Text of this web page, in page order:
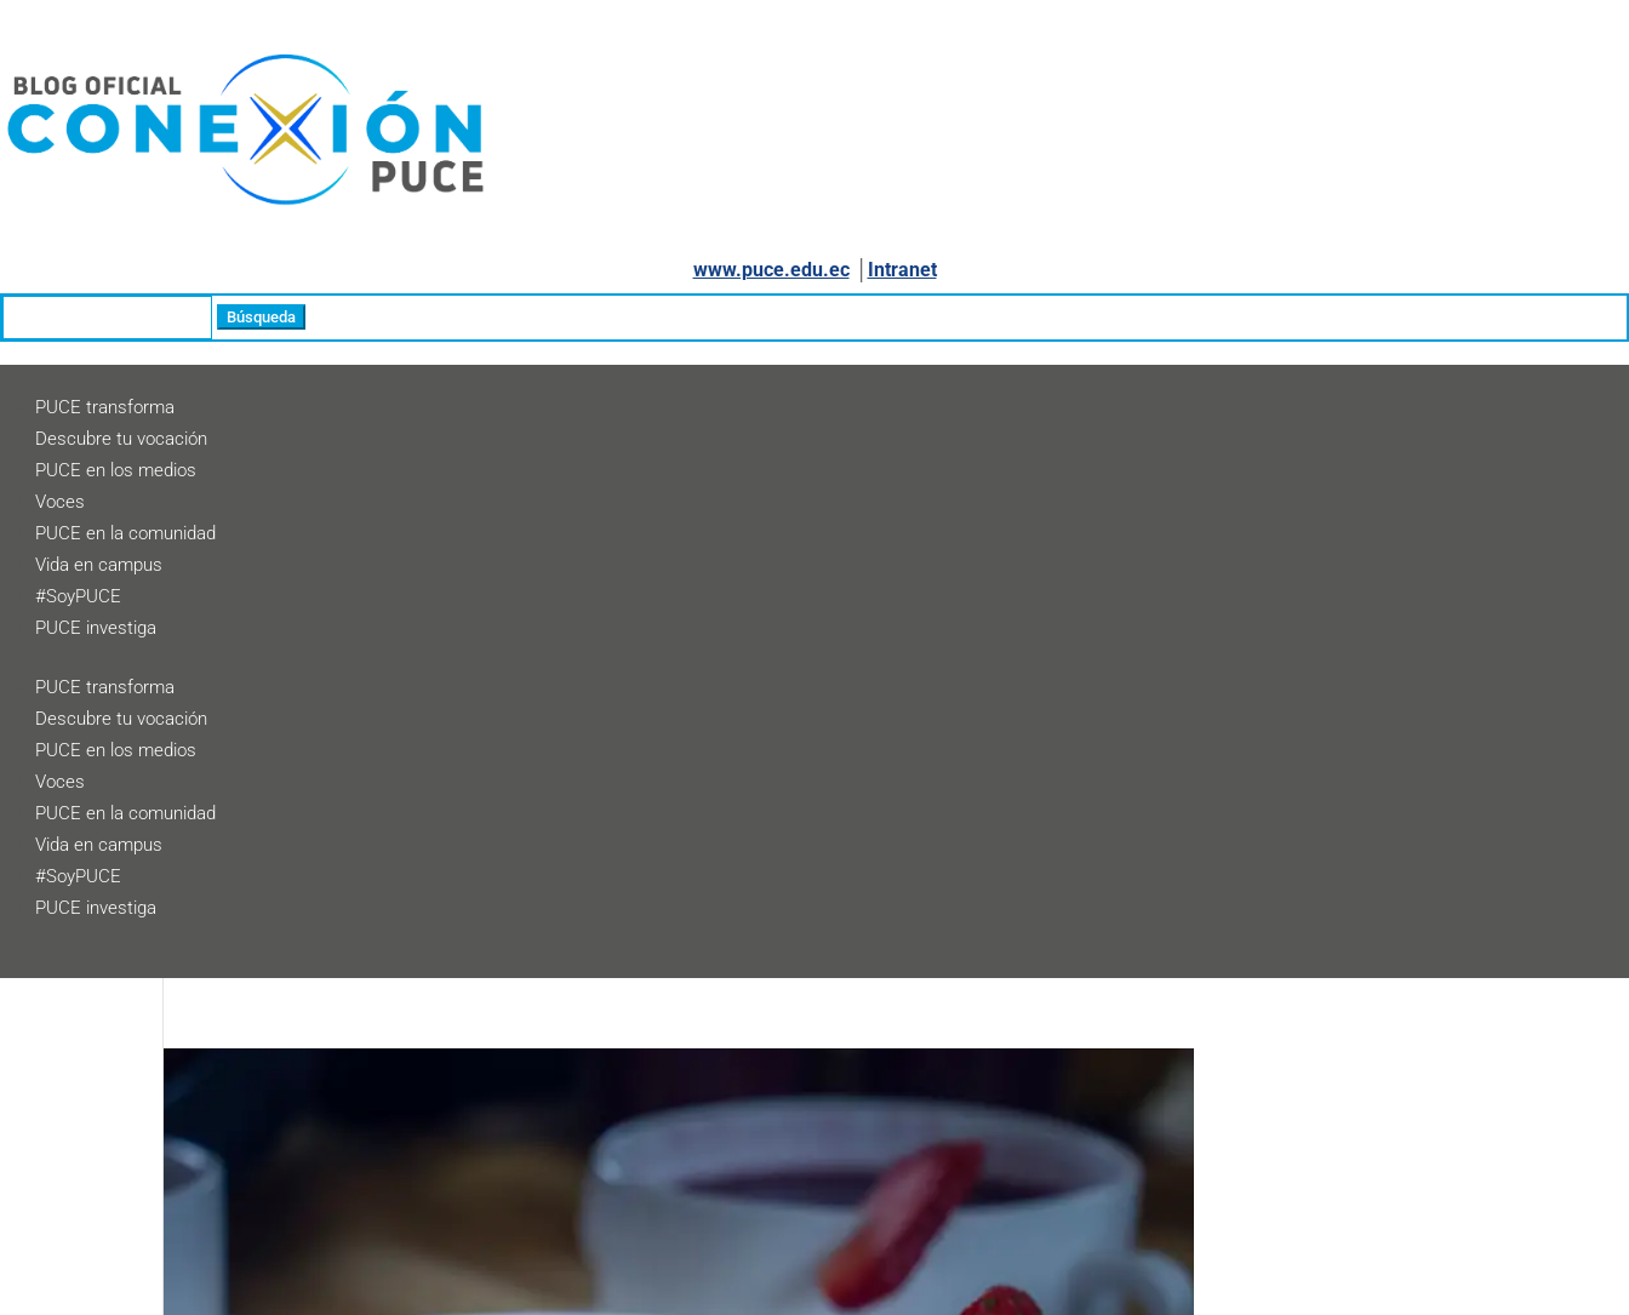
www.puce.edu.ec│ Intranet
PUCE transforma
Descubre tu vocación
PUCE en los medios
Voces
PUCE en la comunidad
Vida en campus
#SoyPUCE
PUCE investiga
PUCE transforma
Descubre tu vocación
PUCE en los medios
Voces
PUCE en la comunidad
Vida en campus
#SoyPUCE
PUCE investiga